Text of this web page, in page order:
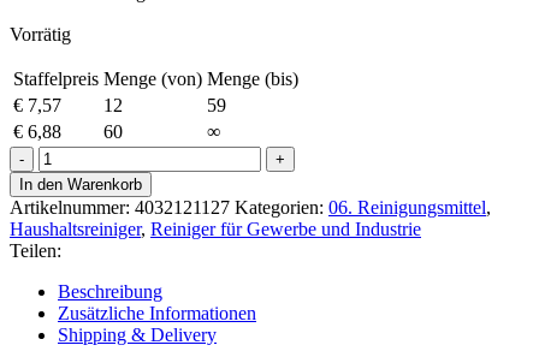
Vorrätig
Staffelpreis Menge (von) Menge (bis)
€ 7,57 12
59
€ 6,88 60
∞
Weicon
Multi-
Schaumspray
400ml
Menge
In den Warenkorb
Artikelnummer: 4032121127 Kategorien: 06. Reinigungsmittel,
Haushaltsreiniger, Reiniger für Gewerbe und Industrie
Teilen:
Beschreibung
Zusätzliche Informationen
Shipping & Delivery